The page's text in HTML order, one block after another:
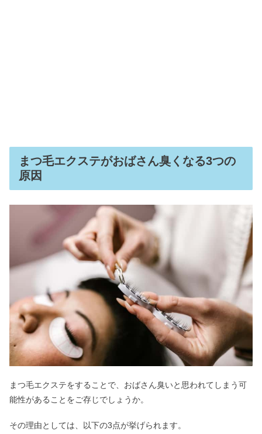
まつ毛エクステがおばさん臭くなる3つの
原因
まつ毛エクステをすることで、おばさん臭いと思われてしまう可
能性があることをご存じでしょうか。
その理由としては、以下の3点が挙げられます。